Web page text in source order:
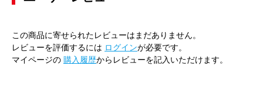
この商品に寄せられたレビューはまだありません。
レビューを評価するには ログインが必要です。
マイページの 購入履歴からレビューを記入いただけます。